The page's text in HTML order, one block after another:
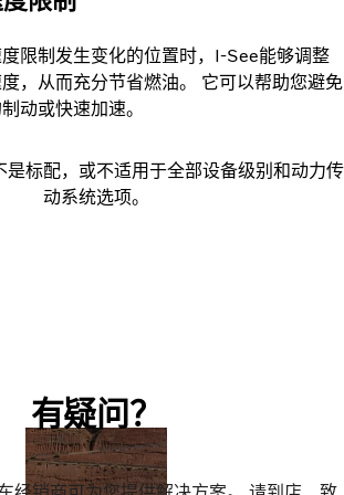
限制发生变化的位置时，I-See能够调整
，从而充分节省燃油。 它可以帮助您避免
动或快速加速。
是标配，或不适用于全部设备级别和动力传
动系统选项。
有疑问？